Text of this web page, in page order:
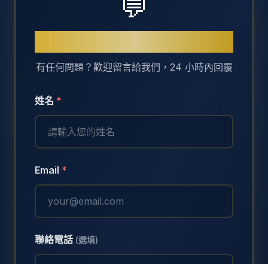
有任何問題？歡迎留言給我們，24 小時內回覆
姓名 *
Email *
聯絡電話 (選填)